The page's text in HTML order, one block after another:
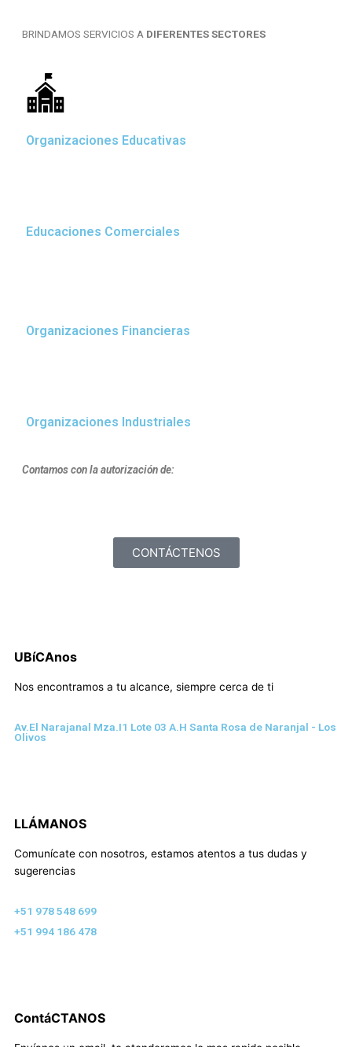
BRINDAMOS SERVICIOS A DIFERENTES SECTORES
Organizaciones Educativas
Educaciones Comerciales
Organizaciones Financieras
Organizaciones Industriales
Contamos con la autorización de:
CONTÁCTENOS
UBíCAnos
Nos encontramos a tu alcance, siempre cerca de ti
Av.El Narajanal Mza.I1 Lote 03 A.H Santa Rosa de Naranjal - Los
Olivos
LLÁMANOS
Comunícate con nosotros, estamos atentos a tus dudas y
sugerencias
+51 978 548 699
+51 994 186 478
ContáCTANOS